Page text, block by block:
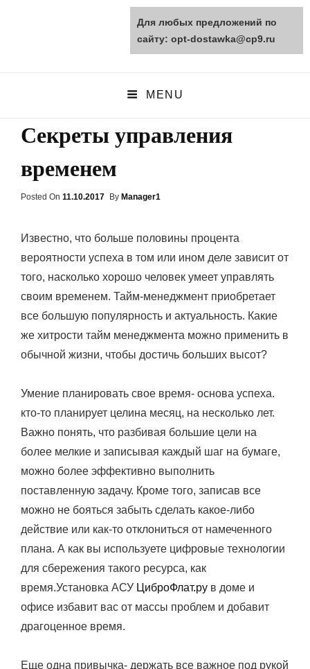
opt-dostawka.ru
MENU
Секреты управления
временем
Posted On Posted
11.10.2017 By Manager1
Известно, что больше половины процента
вероятности успеха в том или ином деле зависит от
того, насколько хорошо человек умеет управлять
своим временем. Тайм-менеджмент приобретает
все большую популярность и актуальность. Какие
же хитрости тайм менеджмента можно применить в
обычной жизни, чтобы достичь больших высот?
Умение планировать свое время- основа успеха.
кто-то планирует целина месяц, на несколько лет.
Важно понять, что разбивая большие цели на
более мелкие и записывая каждый шаг на бумаге,
можно более эффективно выполнить
поставленную задачу. Кроме того, записав все
можно не бояться забыть сделать какое-либо
действие или как-то отклониться от намеченного
плана. А как вы используете цифровые технологии
для сбережения такого ресурса, как
время.Установка АСУ ЦиброФлат.ру в доме и
офисе избавит вас от массы проблем и добавит
драгоценное время.
Еще одна привычка- держать все важное под рукой
Для любых предложений по
сайту: opt-dostawka@cp9.ru